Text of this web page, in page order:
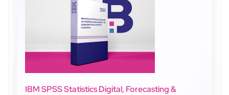
IBM SPSS Statistics Digital, Forecasting &